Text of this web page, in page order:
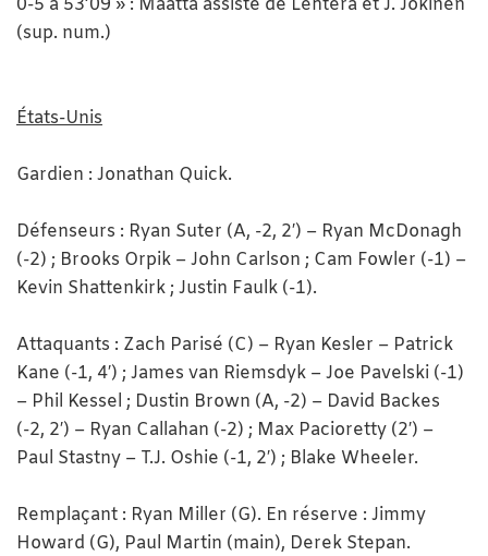
0-5 à 53’09 » : Määttä assisté de Lehterä et J. Jokinen
(sup. num.)
États-Unis
Gardien : Jonathan Quick.
Défenseurs : Ryan Suter (A, -2, 2′) – Ryan McDonagh
(-2) ; Brooks Orpik – John Carlson ; Cam Fowler (-1) –
Kevin Shattenkirk ; Justin Faulk (-1).
Attaquants : Zach Parisé (C) – Ryan Kesler – Patrick
Kane (-1, 4′) ; James van Riemsdyk – Joe Pavelski (-1)
– Phil Kessel ; Dustin Brown (A, -2) – David Backes
(-2, 2′) – Ryan Callahan (-2) ; Max Pacioretty (2′) –
Paul Stastny – T.J. Oshie (-1, 2′) ; Blake Wheeler.
Remplaçant : Ryan Miller (G). En réserve : Jimmy
Howard (G), Paul Martin (main), Derek Stepan.